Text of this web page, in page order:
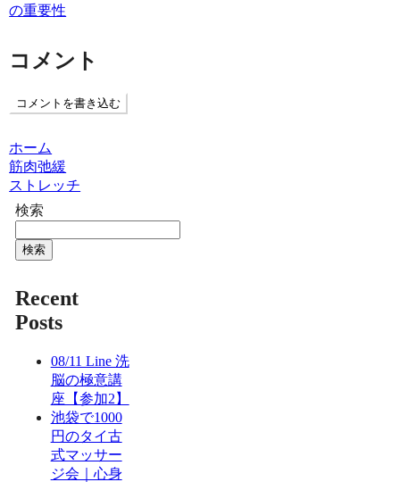
の重要性
コメント
コメントを書き込む
ホーム
筋肉弛緩
ストレッチ
検索
検索
Recent
Posts
08/11 Line 洗
脳の極意講
座【参加2】
池袋で1000
円のタイ古
式マッサー
ジ会｜心身